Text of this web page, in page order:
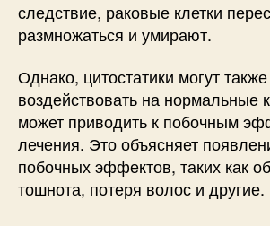
следствие, раковые клетки
размножаться и умирают.
Однако, цитостатики могут также
воздействовать на нормальные
может приводить к побочным
лечения. Это объясняет
побочных эффектов, таких как
тошнота, потеря волос и другие.